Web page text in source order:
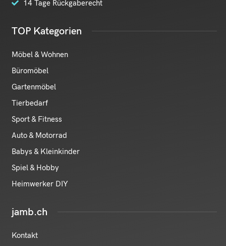
14 Tage Rückgaberecht
TOP Kategorien
Möbel & Wohnen
Büromöbel
Gartenmöbel
Tierbedarf
Sport & Fitness
Auto & Motorrad
Babys & Kleinkinder
Spiel & Hobby
Heimwerker DIY
jamb.ch
Kontakt